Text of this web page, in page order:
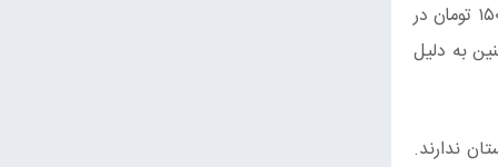
در کمتر از ۶ ماه در مواد اولیه افزایش قیمت ۴۰۰ درصدی داشته‌ایم. کلش که برای بستر رویش قارچ استفاده می‌شود از کیلویی ۱۵۰۰ تومان در
به دلیل
ندارند.